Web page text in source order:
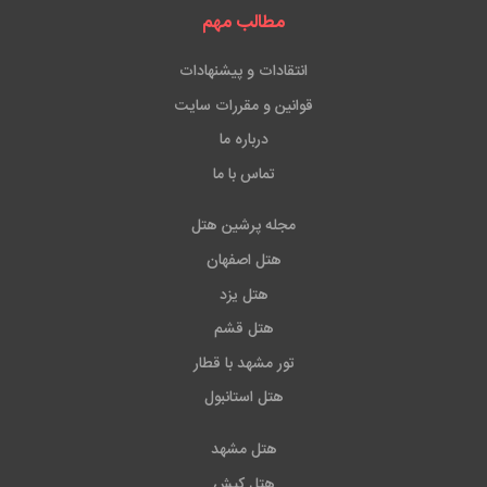
مطالب مهم
انتقادات و پیشنهادات
قوانین و مقررات سایت
درباره ما
تماس با ما
مجله پرشین هتل
هتل اصفهان
هتل یزد
هتل قشم
تور مشهد با قطار
هتل استانبول
هتل مشهد